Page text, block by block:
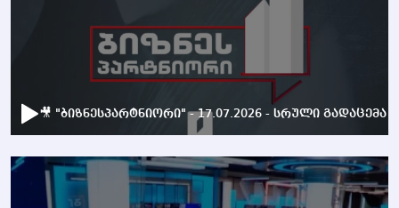
🎥 "ბიზნესპარტნიორი" - 17.07.2026 - სრული გადაცემა